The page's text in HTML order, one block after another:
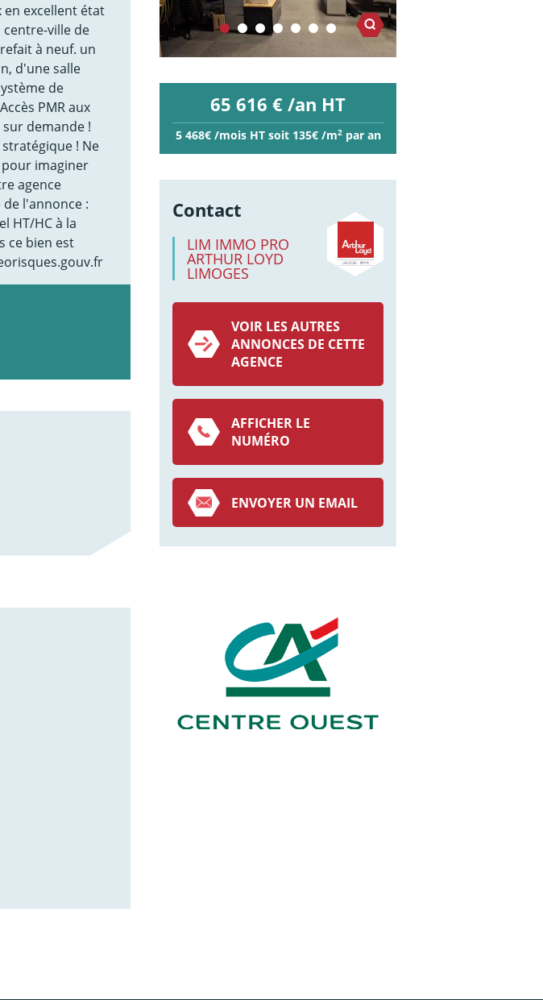
excellent état
centre-ville de
à neuf. un
d'une salle
de
PMR aux
demande !
! Ne
imaginer
agence
de l'annonce :
HT/HC à la
ce bien est
65 616 € /an HT
5 468€ /mois HT soit 135€ /m2par an
Contact
LIM IMMO PRO
ARTHUR LOYD
LIMOGES
VOIR LES AUTRES
ANNONCES DE CETTE
AGENCE
AFFICHER LE
NUMÉRO
ENVOYER UN EMAIL